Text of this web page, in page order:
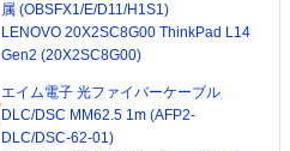
属 (OBSFX1/E/D11/H1S1)
LENOVO 20X2SC8G00 ThinkPad L14
Gen2 (20X2SC8G00)
エイム電子 光ファイバーケーブル
DLC/DSC MM62.5 1m (AFP2-
DLC/DSC-62-01)